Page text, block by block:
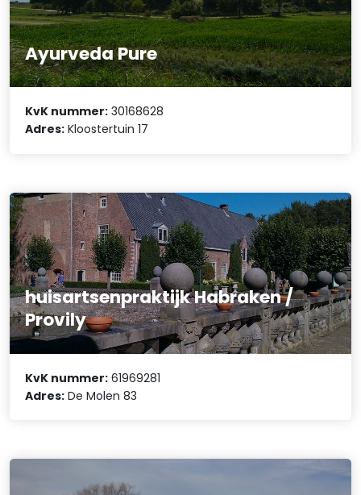
Ayurveda Pure
KvK nummer: 30168628
Adres: Kloostertuin 17
huisartsenpraktijk Habraken /
Provily
KvK nummer: 61969281
Adres: De Molen 83